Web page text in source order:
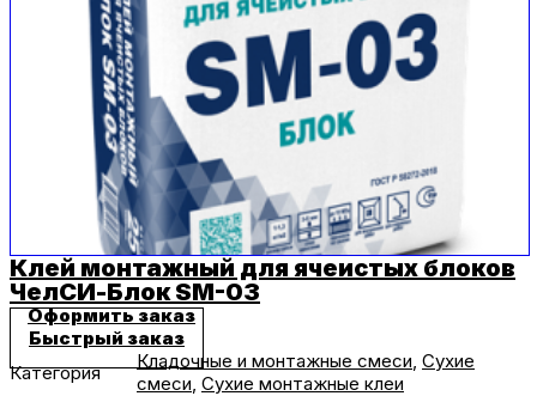
Клей монтажный для ячеистых блоков
ЧелСИ-Блок SM-03
Оформить заказ
Быстрый заказ
Категория
Кладочные и монтажные смеси, Сухие
смеси, Сухие монтажные клеи